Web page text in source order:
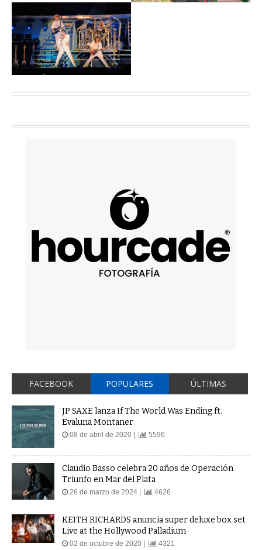
FACEBOOK POPULARES ÚLTIMAS
JP SAXE lanza If The World Was Ending ft.
Evaluna Montaner
08 de abril de 2020 | 5596
Claudio Basso celebra 20 años de Operación
Triunfo en Mar del Plata
26 de marzo de 2024 | 4626
KEITH RICHARDS anuncia super deluxe box set
Live at the Hollywood Palladium
02 de octubre de 2020 | 4321